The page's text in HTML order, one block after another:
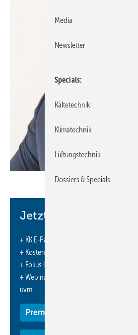
Ziehl-Abegg SE. Der Diplom-
großen Automobilzulieferer und hat auch
Energieelektroniker. In seiner bisherigen
Bordnetzwerke und Kunststofffertigung
einschließlich des Controlling der
Jetzt weiterlesen und
+ KK E-Paper-Ausgabe – jeden Monat neu
+ Kostenfreien Zugang zu unserem
+ Fokus KK: Sonderhefte (PDF)
+ Webinare und Veranstaltungen mit
uvm.
Premium Mitgliedschaft
Media
Newsletter
Specials
Kältetechnik
Klimatechnik
Lüftungstechnik
Dossiers & Specials